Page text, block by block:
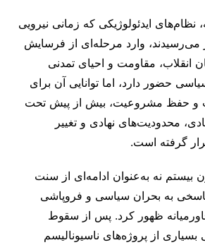
نظام‌های ایدئولوژیکی که زمانی نیرویی
می‌رسیدند، وارد مرحله‌ای از فرسایش
انقلاب، مقاومت و احیای تمدنی
حضور دارد، اما توانایی آن برای
و حفظ مشروعیت، بیش از پیش تحت
محدودیت‌های نهادی و تغییر
گرفته است.
بیستم نه به‌عنوان ادامه‌ای از سنت
پاسخی به بحران سیاسی و فروپاشی
ظهور کرد. پس از سقوط
بسیاری از پروژه‌های ناسیونالیسم